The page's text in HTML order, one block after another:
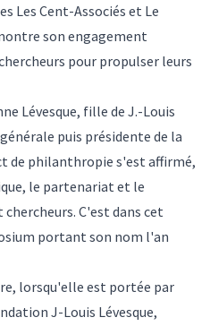
Les Cent-Associés et Le
son engagement
pour propulser leurs
Lévesque, fille de J.-Louis
puis présidente de la
de philanthropie s'est affirmé,
le partenariat et le
C'est dans cet
portant son nom l'an
lorsqu'elle est portée par
J-Louis Lévesque,